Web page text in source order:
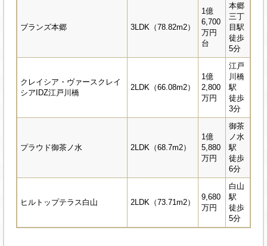
ブランズ本郷 3LDK（78.82m2）
1億
6,700
万円
台
本郷
三丁
目駅
徒歩
5分
クレイシア・ヴァースクレイ
シアIDZ江戸川橋
2LDK（66.08m2）
1億
2,800
万円
江戸
川橋
駅
徒歩
3分
プラウド御茶ノ水 2LDK（68.7m2）
1億
5,880
万円
御茶
ノ水
駅
徒歩
6分
ヒルトップテラス白山 2LDK（73.71m2）
9,680
万円
白山
駅
徒歩
5分